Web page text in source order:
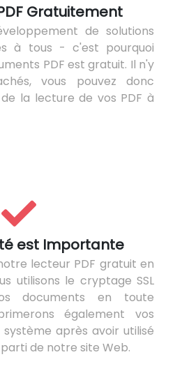
Gratuitement
de solutions
à tous - c'est pourquoi
PDF est gratuit. Il n'y
vous pouvez donc
la lecture de vos PDF à
est Importante
lecteur PDF gratuit en
utilisons le cryptage SSL
documents en toute
également vos
après avoir utilisé
de notre site Web.